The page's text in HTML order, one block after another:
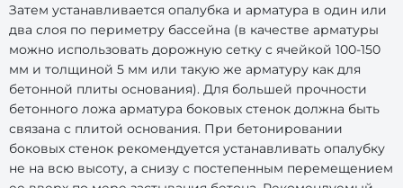
Затем устанавливается опалубка и арматура в один или
два слоя по периметру бассейна (в качестве арматуры
можно использовать дорожную сетку с ячейкой 100-150
мм и толщиной 5 мм или такую же арматуру как для
бетонной плиты основания). Для большей прочности
бетонного ложа арматура боковых стенок должна быть
связана с плитой основания. При бетонировании
боковых стенок рекомендуется устанавливать опалубку
не на всю высоту, а снизу с постепенным перемещением